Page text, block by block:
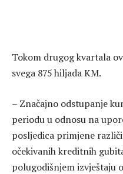
Tokom drugog kvartala
svega 875 hiljada KM.
– Značajno odstupanje
periodu u odnosu na
posljedica primjene
očekivanih kreditnih
polugodišnjem izvještaju